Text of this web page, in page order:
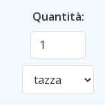
Quantità: